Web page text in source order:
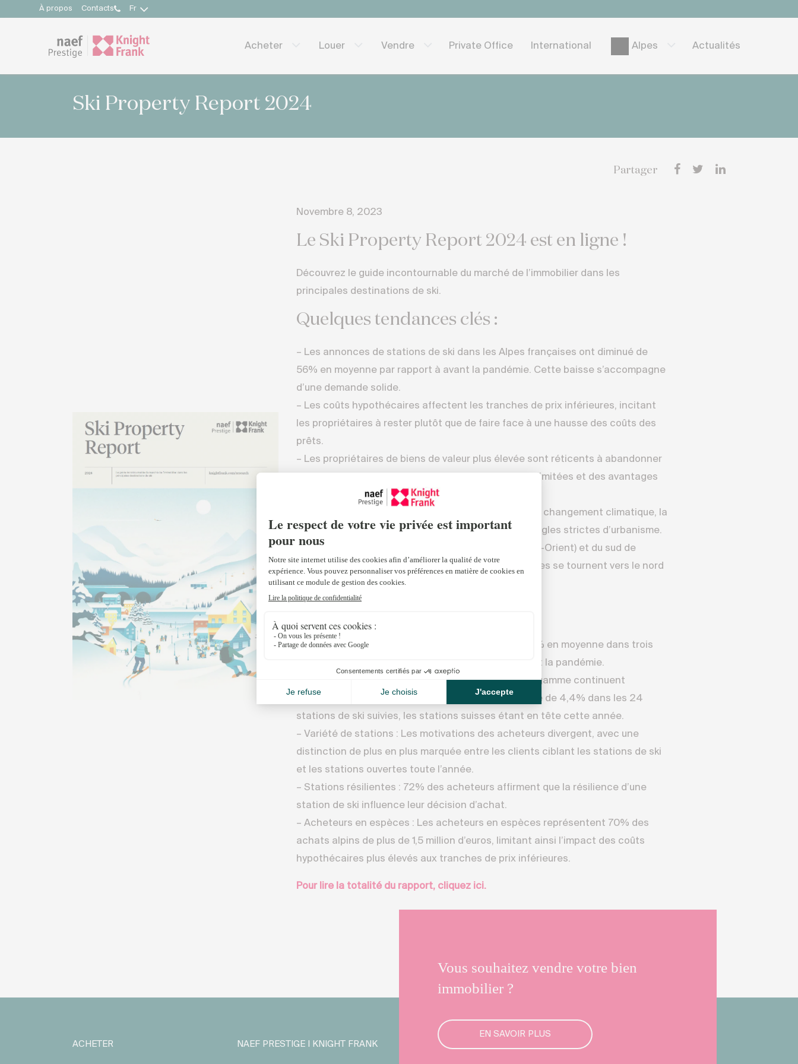
À propos Contacts Fr
Acheter Louer Vendre Private Office International Alpes Actualités
Ski Property Report 2024
Partager
Novembre 8, 2023
Le Ski Property Report 2024 est en ligne !
Découvrez le guide incontournable du marché de l’immobilier dans les
principales destinations de ski.
Quelques tendances clés :
– Les annonces de stations de ski dans les Alpes françaises ont diminué de
56% en moyenne par rapport à avant la pandémie. Cette baisse s’accompagne
d’une demande solide.
– Les coûts hypothécaires affectent les tranches de prix inférieures, incitant
les propriétaires à rester plutôt que de faire face à une hausse des coûts des
prêts.
– Les propriétaires de biens de valeur plus élevée sont réticents à abandonner
leur résidence alpine compte tenu des alternatives limitées et des avantages
de style de vie.
– Les stations de ski font face à des défis tels que le changement climatique, la
nécessité de moderniser les infrastructures et les règles strictes d’urbanisme.
– Les acheteurs viennent de plus loin (Asie et Moyen-Orient) et du sud de
l’Europe, tandis que certaines résidences secondaires se tournent vers le nord
en raison des vagues de chaleur récentes.
– Offre limitée : Les annonces sont en baisse de 56% en moyenne dans trois
stations alpines clés par rapport aux niveaux d’avant la pandémie.
– Hausse des prix haut de gamme : Les prix haut de gamme continuent
d’augmenter, avec une croissance annuelle moyenne de 4,4% dans les 24
stations de ski suivies, les stations suisses étant en tête cette année.
– Variété de stations : Les motivations des acheteurs divergent, avec une
distinction de plus en plus marquée entre les clients ciblant les stations de ski
et les stations ouvertes toute l’année.
– Stations résilientes : 72% des acheteurs affirment que la résilience d’une
station de ski influence leur décision d’achat.
– Acheteurs en espèces : Les acheteurs en espèces représentent 70% des
achats alpins de plus de 1,5 million d’euros, limitant ainsi l’impact des coûts
hypothécaires plus élevés aux tranches de prix inférieures.
Pour lire la totalité du rapport, cliquez ici.
Vous souhaitez vendre votre bien
immobilier ?
EN SAVOIR PLUS
ACHETER
NAEF PRESTIGE I KNIGHT FRANK